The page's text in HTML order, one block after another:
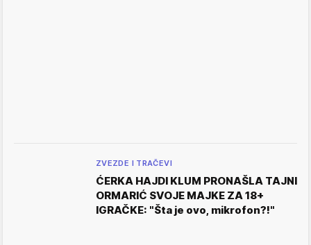
ZVEZDE I TRAČEVI
ĆERKA HAJDI KLUM PRONAŠLA TAJNI
ORMARIĆ SVOJE MAJKE ZA 18+
IGRAČKE: "Šta je ovo, mikrofon?!"